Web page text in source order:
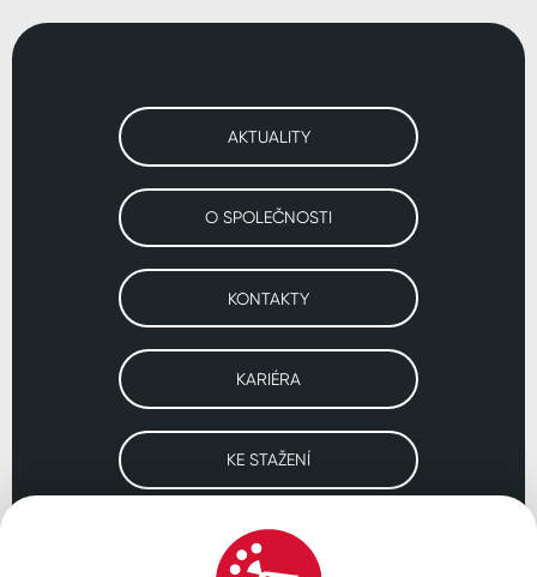
AKTUALITY
O SPOLEČNOSTI
KONTAKTY
KARIÉRA
KE STAŽENÍ
Navštivte naše pobočky